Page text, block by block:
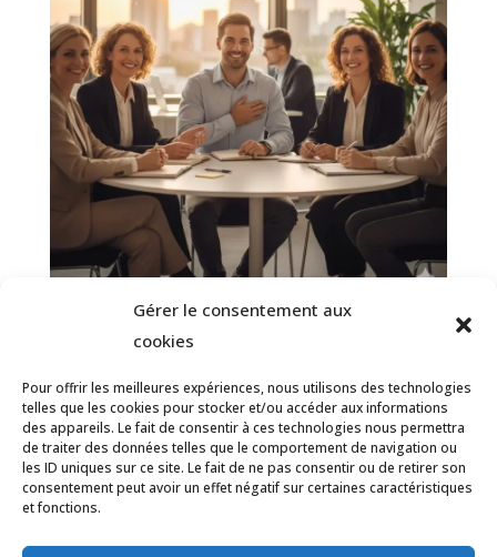
Gérer le consentement aux
cookies
Pour offrir les meilleures expériences, nous utilisons des technologies
telles que les cookies pour stocker et/ou accéder aux informations
des appareils. Le fait de consentir à ces technologies nous permettra
de traiter des données telles que le comportement de navigation ou
les ID uniques sur ce site. Le fait de ne pas consentir ou de retirer son
consentement peut avoir un effet négatif sur certaines caractéristiques
et fonctions.
Reconnaissance au travail : Redonner
2 mars 2026